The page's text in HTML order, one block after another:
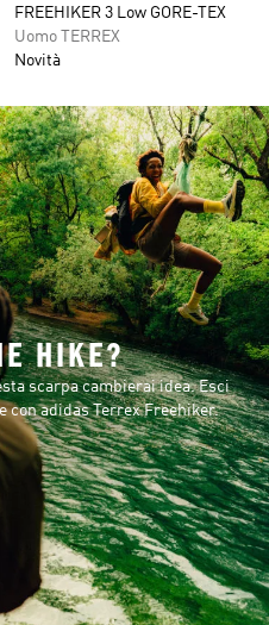
FREEHIKER 3 Low GORE-TEX
Uomo TERREX
Novità
HIKE?
scarpa cambierai idea. Esci
con adidas Terrex Freehiker.